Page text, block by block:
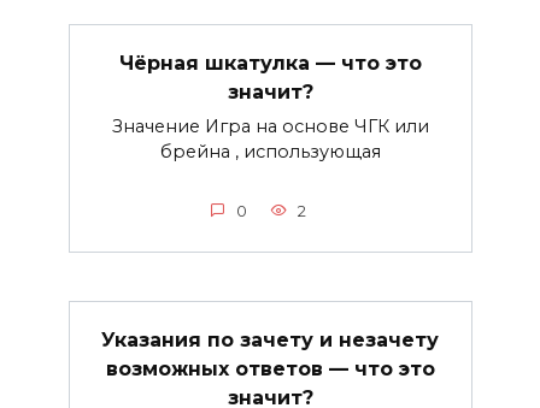
Чёрная шкатулка — что это
значит?
Значение Игра на основе ЧГК или
брейна , использующая
0 2
Указания по зачету и незачету
возможных ответов — что это
значит?